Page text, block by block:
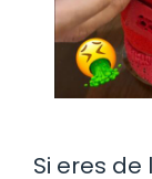
Si eres